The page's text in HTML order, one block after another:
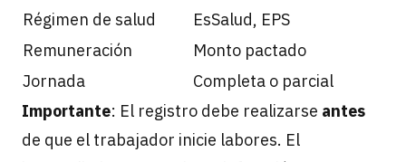
Régimen de salud
EsSalud, EPS
Remuneración
Monto pactado
Jornada
Completa o parcial
Importante: El registro debe realizarse antes
de que el trabajador inicie labores. El